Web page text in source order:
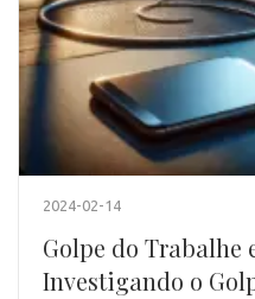
2024-02-14
Golpe do Trabalhe
Investigando o